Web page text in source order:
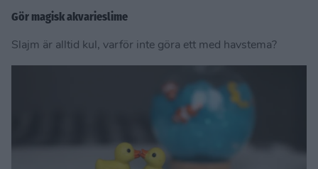
Gör magisk akvarieslime
Slajm är alltid kul, varför inte göra ett med havstema?